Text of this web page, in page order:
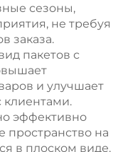
сезоны,
не требуя
заказа.
пакетов с
и улучшает
эффективно
пространство на
в плоском виде.